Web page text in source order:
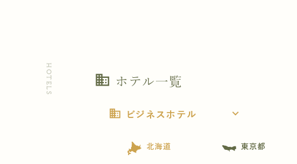
HOTELS business ホテル一覧
business ビジネスホテル expand_more
北海道 東京都